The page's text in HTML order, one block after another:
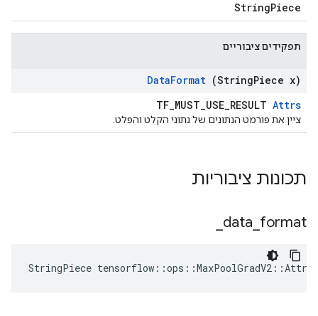
StringPiece
תפקידים ציבוריים
DataFormat (StringPiece x)
TF_MUST_USE_RESULT Attrs
ציין את פורמט הנתונים של נתוני הקלט והפלט.
תכונות ציבוריות
data format
StringPiece